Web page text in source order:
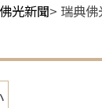
佛光新聞> 瑞典